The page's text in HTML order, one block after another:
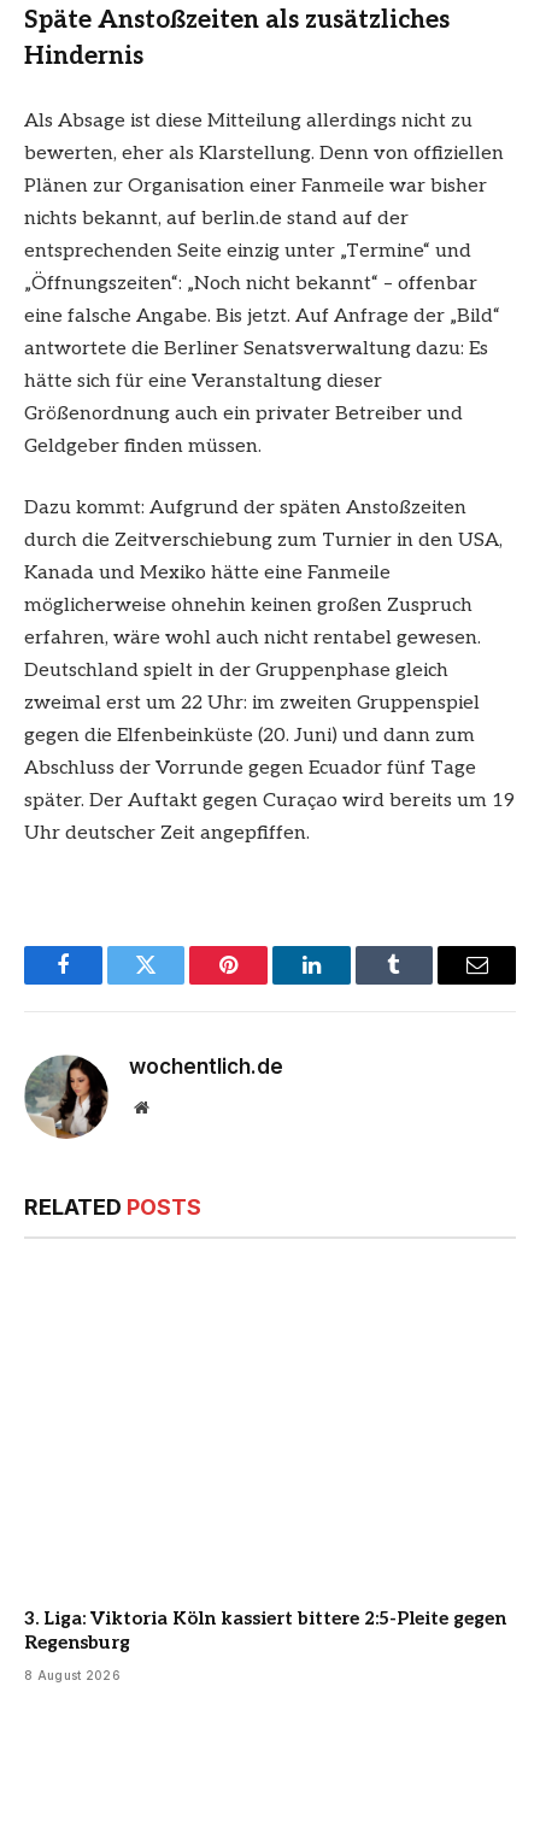
Späte Anstoßzeiten als zusätzliches
Hindernis
Als Absage ist diese Mitteilung allerdings nicht zu
bewerten, eher als Klarstellung. Denn von offiziellen
Plänen zur Organisation einer Fanmeile war bisher
nichts bekannt, auf berlin.de stand auf der
entsprechenden Seite einzig unter „Termine“ und
„Öffnungszeiten“: „Noch nicht bekannt“ – offenbar
eine falsche Angabe. Bis jetzt. Auf Anfrage der „Bild“
antwortete die Berliner Senatsverwaltung dazu: Es
hätte sich für eine Veranstaltung dieser
Größenordnung auch ein privater Betreiber und
Geldgeber finden müssen.
Dazu kommt: Aufgrund der späten Anstoßzeiten
durch die Zeitverschiebung zum Turnier in den USA,
Kanada und Mexiko hätte eine Fanmeile
möglicherweise ohnehin keinen großen Zuspruch
erfahren, wäre wohl auch nicht rentabel gewesen.
Deutschland spielt in der Gruppenphase gleich
zweimal erst um 22 Uhr: im zweiten Gruppenspiel
gegen die Elfenbeinküste (20. Juni) und dann zum
Abschluss der Vorrunde gegen Ecuador fünf Tage
später. Der Auftakt gegen Curaçao wird bereits um 19
Uhr deutscher Zeit angepfiffen.
FacebookTwitter Pinterest LinkedInTumblr Email
wochentlich.de
Website
RELATED POSTS
3. Liga: Viktoria Köln kassiert bittere 2:5-Pleite gegen
Regensburg
8 August 2026